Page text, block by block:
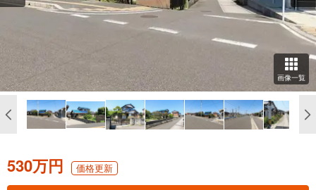
画像一覧
530万円 価格更新